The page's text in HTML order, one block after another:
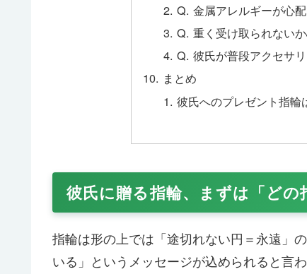
Q. 金属アレルギーが心
Q. 重く受け取られない
Q. 彼氏が普段アクセサ
まとめ
彼氏へのプレゼント指輪
彼氏に贈る指輪、まずは「どの
指輪は形の上では「途切れない円＝永遠」
いる」というメッセージが込められると言